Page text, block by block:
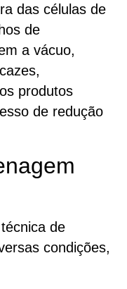
das células de
de
a vácuo,
produtos
de redução
de
condições,